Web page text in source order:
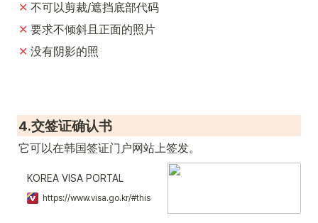
✕ 不可以剪裁/遮挡底部代码
✕ 要求不倾斜且正面的照片
✕ 没有阴影的照
4.交签证确认书
它可以在韩国签证门户网站上签发。
KOREA VISA PORTAL
https://www.visa.go.kr/#this